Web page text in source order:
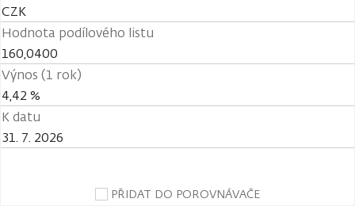
CZK
Hodnota podílového listu
160,0400
Výnos (1 rok)
4,42 %
K datu
31. 7. 2026
PŘIDAT DO POROVNÁVAČE